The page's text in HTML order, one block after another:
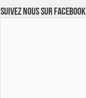
Suivez nous sur Facebook